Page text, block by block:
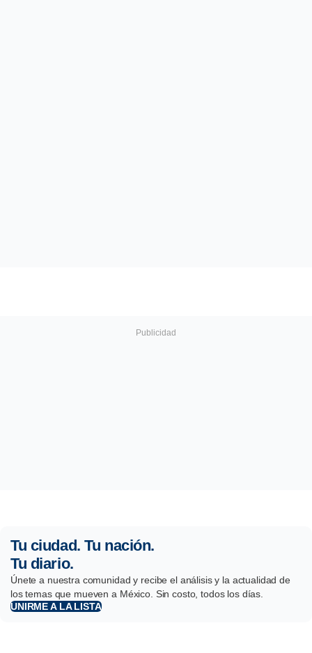
Tu ciudad. Tu nación.
Tu diario.
Únete a nuestra comunidad y recibe el análisis y la actualidad de
los temas que mueven a México. Sin costo, todos los días.
UNIRME A LA LISTA